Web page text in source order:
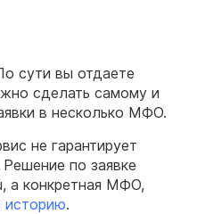
сути вы отдаете
сделать самому и
в несколько МФО.
не гарантирует
по заявке
а конкретная МФО,
историю.